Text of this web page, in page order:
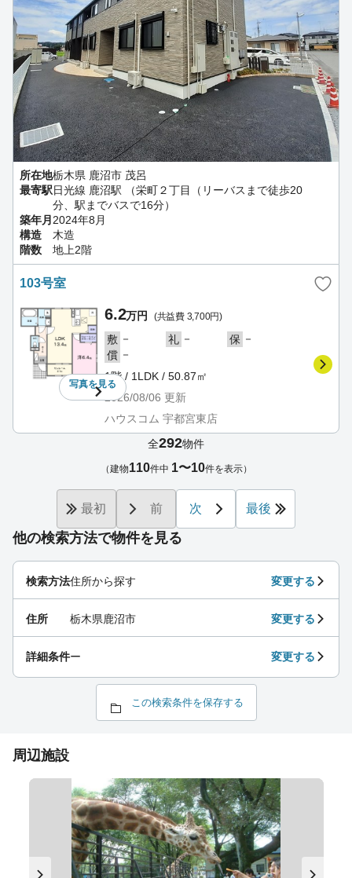
所在地栃木県 鹿沼市 茂呂
最寄駅日光線 鹿沼駅 （栄町２丁目（リーバスまで徒歩20
分、駅までバスで16分）
築年月 2024年8月
構造
木造
階数
地上2階
103号室
写真を見る
6.2万円 (共益費 3,700円)
敷 － 礼 － 保 －
償 －
1階 / 1LDK / 50.87㎡
2026/08/06 更新
ハウスコム 宇都宮東店
他の検索方法で物件を見る
検索方法住所から探す 変更する
住所 栃木県鹿沼市 変更する
詳細条件ー 変更する
この検索条件を保存する
全292物件
（建物110件中 1〜10件を表示）
最初 前 次 最後
周辺施設